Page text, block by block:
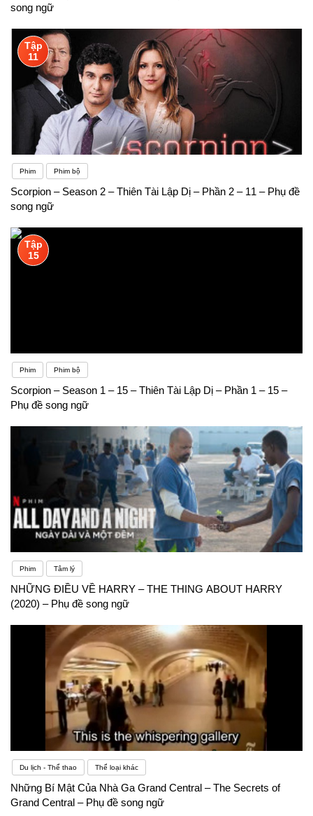
song ngữ
Tập
11
Phim Phim bộ
Scorpion – Season 2 – Thiên Tài Lập Dị – Phần 2 – 11 – Phụ đề
song ngữ
Tập
15
Phim Phim bộ
Scorpion – Season 1 – 15 – Thiên Tài Lập Dị – Phần 1 – 15 –
Phụ đề song ngữ
Phim Tâm lý
NHỮNG ĐIỀU VỀ HARRY – THE THING ABOUT HARRY
(2020) – Phụ đề song ngữ
Du lịch - Thể thao Thể loại khác
Những Bí Mật Của Nhà Ga Grand Central – The Secrets of
Grand Central – Phụ đề song ngữ